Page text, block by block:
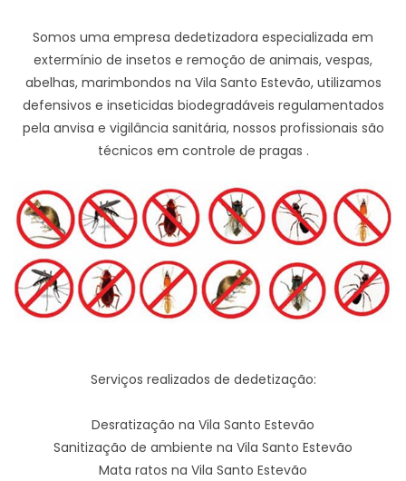
Somos uma empresa dedetizadora especializada em
extermínio de insetos e remoção de animais, vespas,
abelhas, marimbondos na Vila Santo Estevão, utilizamos
defensivos e inseticidas biodegradáveis regulamentados
pela anvisa e vigilância sanitária, nossos profissionais são
técnicos em controle de pragas .
Serviços realizados de dedetização:
Desratização na Vila Santo Estevão
Sanitização de ambiente na Vila Santo Estevão
Mata ratos na Vila Santo Estevão